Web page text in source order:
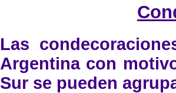
Las
Argentina con
Sur se pueden